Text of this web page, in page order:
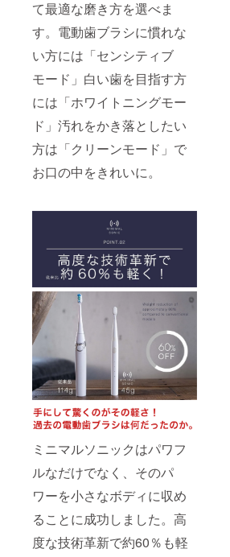
て最適な磨き方を選べま
す。電動歯ブラシに慣れな
い方には「センシティブ
モード」白い歯を目指す方
には「ホワイトニングモー
ド」汚れをかき落としたい
方は「クリーンモード」で
お口の中をきれいに。
ミニマルソニックはパワフ
ルなだけでなく、そのパ
ワーを小さなボディに収め
ることに成功しました。高
度な技術革新で約60％も軽